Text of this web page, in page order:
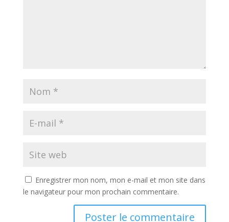
Enregistrer mon nom, mon e-mail et mon site dans
le navigateur pour mon prochain commentaire.